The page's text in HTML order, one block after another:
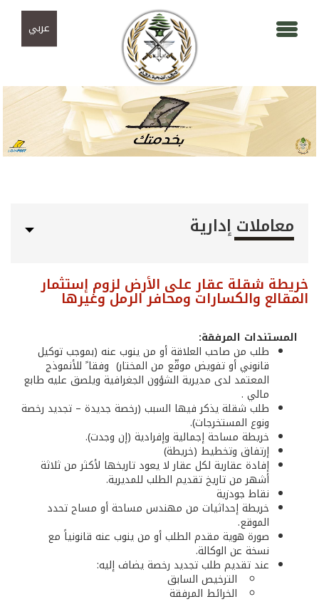
عربي
معاملات إدارية
خريطة شقلة عقار على الأرض لزوم إستثمار
المقالع والكسارات ومحافر الرمل وغيرها
المستندات المرفقة:
طلب من صاحب العلاقة أو من ينوب عنه (بموجب توكيل
قانوني أو تفويض موقّع من المختار) وفقا ً للأنموذج
المعتمد لدى مديرية الشؤون الجغرافية ويلصق عليه طابع
مالي .
طلب شقلة يذكر فيها السبب (رخصة جديدة – تجديد رخصة
ونوع المستخرجات).
خريطة مساحة إجمالية وإفرادية (إن وجدت). ‌
إرتفاق وتخطيط (خريطة) ‌
إفادة عقارية لكل عقار لا يعود تاريخها لأكثر من ثلاثة
أشهر من تاريخ تقديم الطلب للمديرية. ‌
نقاط جودزية ‌
خريطة إحداثيات من مهندس مساحة أو مساح تحدد
الموقع. ‌
صورة هوية مقدم الطلب أو من ينوب عنه قانونياً مع
نسخة عن الوكالة.
عند تقديم طلب تجديد رخصة يضاف إليه:
الترخيص السابق
الخرائط المرفقة